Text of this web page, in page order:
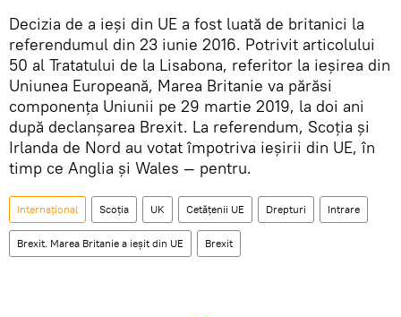
Decizia de a ieși din UE a fost luată de britanici la
referendumul din 23 iunie 2016. Potrivit articolului
50 al Tratatului de la Lisabona, referitor la ieșirea din
Uniunea Europeană, Marea Britanie va părăsi
componența Uniunii pe 29 martie 2019, la doi ani
după declanșarea Brexit. La referendum, Scoția și
Irlanda de Nord au votat împotriva ieșirii din UE, în
timp ce Anglia și Wales — pentru.
Internaţional Scoția UK Cetățenii UE Drepturi Intrare
Brexit. Marea Britanie a ieșit din UE Brexit